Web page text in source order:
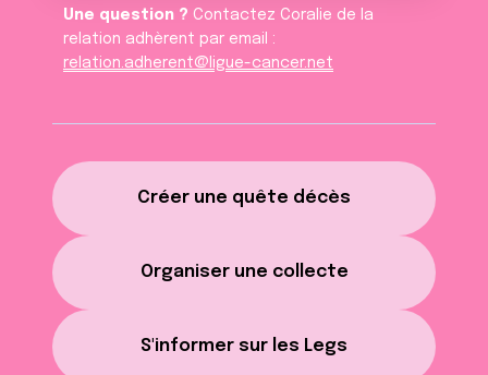
Créer une quête décès
Organiser une collecte
S'informer sur les Legs
Une question ? Contactez Coralie de la
relation adhèrent par email :
relation.adherent@ligue-cancer.net